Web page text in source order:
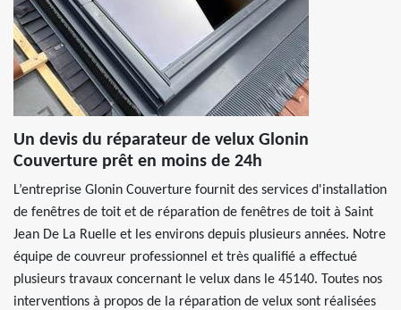
Un devis du réparateur de velux Glonin
Couverture prêt en moins de 24h
L’entreprise Glonin Couverture fournit des services d'installation
de fenêtres de toit et de réparation de fenêtres de toit à Saint
Jean De La Ruelle et les environs depuis plusieurs années. Notre
équipe de couvreur professionnel et très qualifié a effectué
plusieurs travaux concernant le velux dans le 45140. Toutes nos
interventions à propos de la réparation de velux sont réalisées